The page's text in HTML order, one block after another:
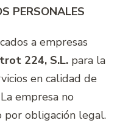
PERSONALES
a empresas
224, S.L. para la
en calidad de
empresa no
por obligación legal.